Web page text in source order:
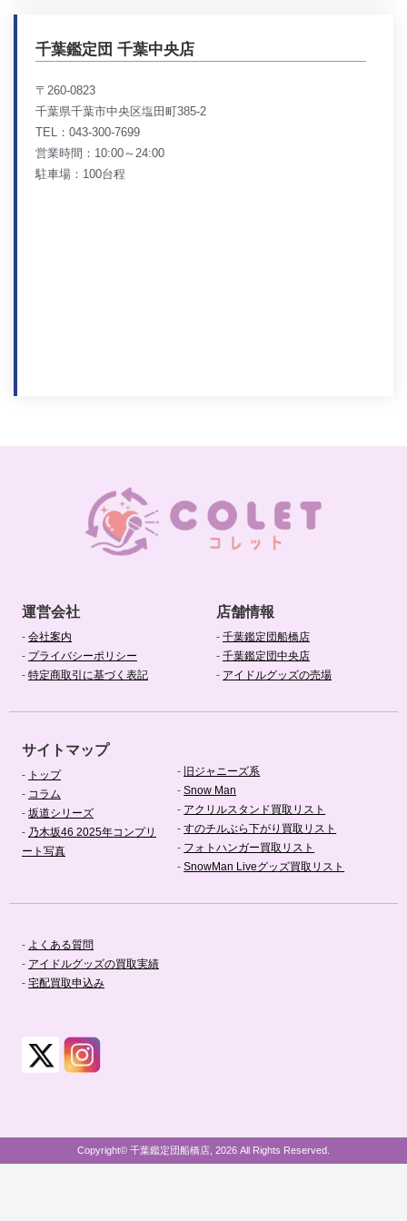
千葉鑑定団 千葉中央店
〒260-0823
千葉県千葉市中央区塩田町385-2
TEL：043-300-7699
営業時間：10:00～24:00
駐車場：100台程
運営会社
- 会社案内
- プライバシーポリシー
- 特定商取引に基づく表記
店舗情報
- 千葉鑑定団船橋店
- 千葉鑑定団中央店
- アイドルグッズの売場
サイトマップ
- トップ
- コラム
- 坂道シリーズ
- 乃木坂46 2025年コンプリ
ート写真
- 旧ジャニーズ系
-Snow Man
- アクリルスタンド買取リスト
-すのチルぶら下がり買取リスト
- フォトハンガー買取リスト
-SnowMan Liveグッズ買取リスト
- よくある質問
- アイドルグッズの買取実績
- 宅配買取申込み
Copyright© 千葉鑑定団船橋店, 2026 All Rights Reserved.